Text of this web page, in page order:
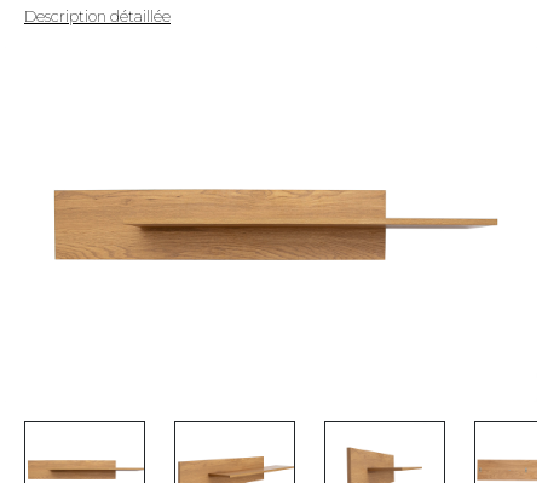
Description détaillée